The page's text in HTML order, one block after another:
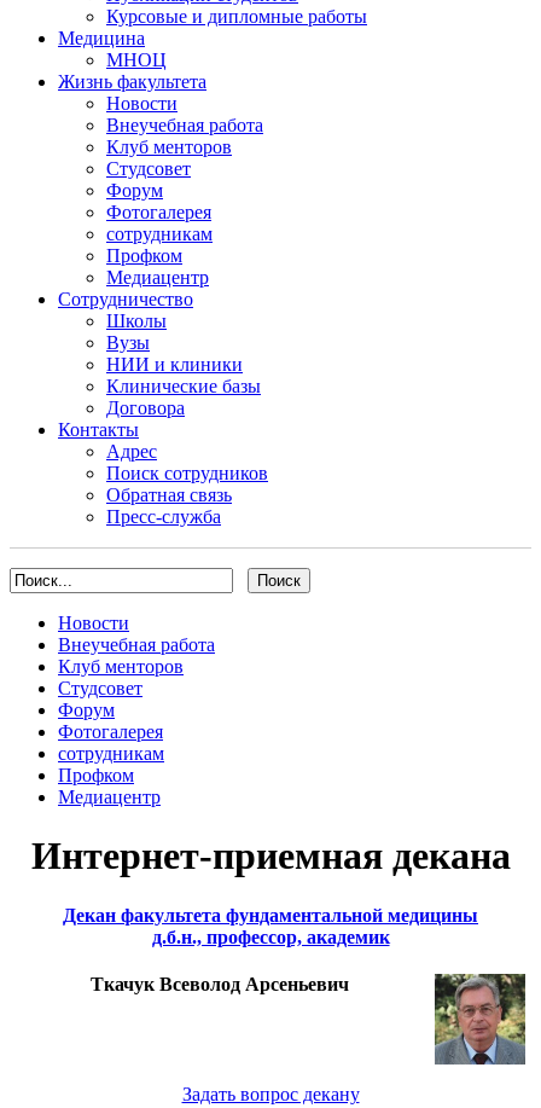
Курсовые и дипломные работы
Медицина
МНОЦ
Жизнь факультета
Новости
Внеучебная работа
Клуб менторов
Студсовет
Форум
Фотогалерея
сотрудникам
Профком
Медиацентр
Сотрудничество
Школы
Вузы
НИИ и клиники
Клинические базы
Договора
Контакты
Адрес
Поиск сотрудников
Обратная связь
Пресс-служба
Новости
Внеучебная работа
Клуб менторов
Студсовет
Форум
Фотогалерея
сотрудникам
Профком
Медиацентр
Интернет-приемная декана
Декан факультета фундаментальной медицины
д.б.н., профессор, академик
Ткачук Всеволод Арсеньевич
Задать вопрос декану